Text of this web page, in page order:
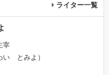
ライター一覧
宰
とみよ）